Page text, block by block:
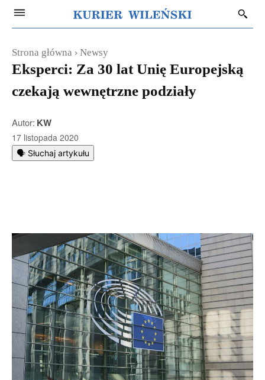
Strona główna Newsy
Eksperci: Za 30 lat Unię Europejską
czekają wewnętrzne podziały
Autor: KW
17 listopada 2020
🗣️ Słuchaj artykułu